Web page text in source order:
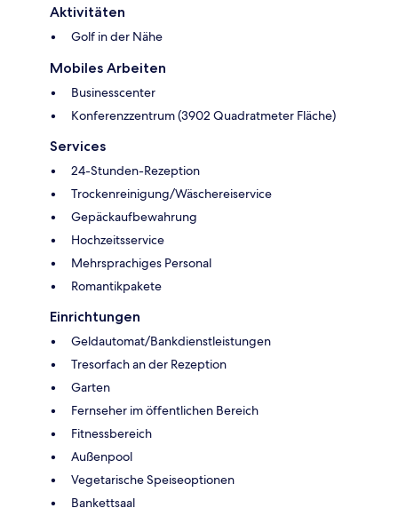
Aktivitäten
Golf in der Nähe
Mobiles Arbeiten
Businesscenter
Konferenzzentrum (3902 Quadratmeter Fläche)
Services
24-Stunden-Rezeption
Trockenreinigung/Wäschereiservice
Gepäckaufbewahrung
Hochzeitsservice
Mehrsprachiges Personal
Romantikpakete
Einrichtungen
Geldautomat/Bankdienstleistungen
Tresorfach an der Rezeption
Garten
Fernseher im öffentlichen Bereich
Fitnessbereich
Außenpool
Vegetarische Speiseoptionen
Bankettsaal